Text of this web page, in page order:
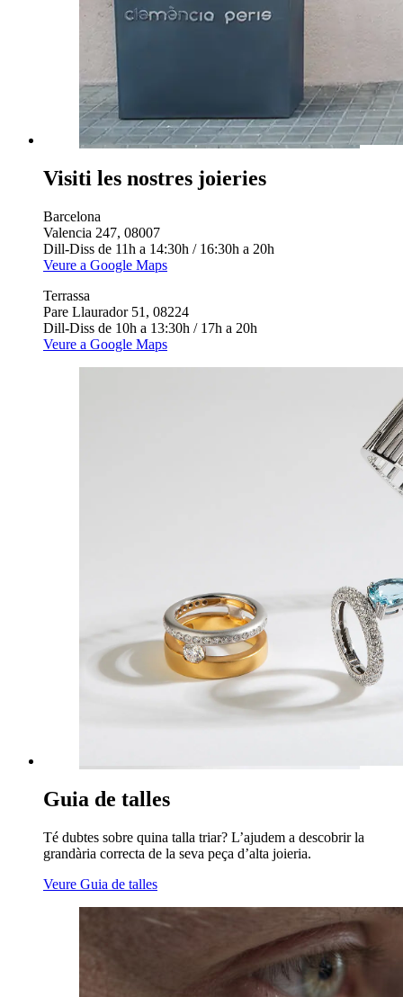
Visiti les nostres joieries
Barcelona
Valencia 247, 08007
Dill-Diss de 11h a 14:30h / 16:30h a 20h
Veure a Google Maps
Terrassa
Pare Llaurador 51, 08224
Dill-Diss de 10h a 13:30h / 17h a 20h
Veure a Google Maps
Guia de talles
Té dubtes sobre quina talla triar? L’ajudem a descobrir la
grandària correcta de la seva peça d’alta joieria.
Veure Guia de talles